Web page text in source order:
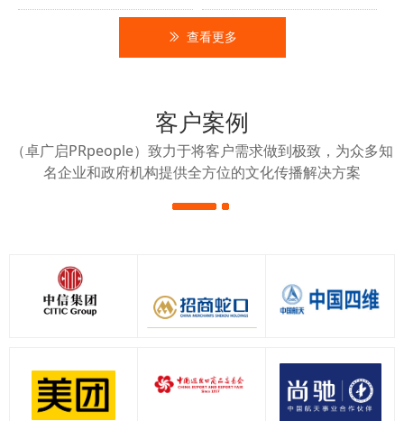
客户案例
（卓广启PRpeople）致力于将客户需求做到极致，为众多知
名企业和政府机构提供全方位的文化传播解决方案
ꅀ 查看更多